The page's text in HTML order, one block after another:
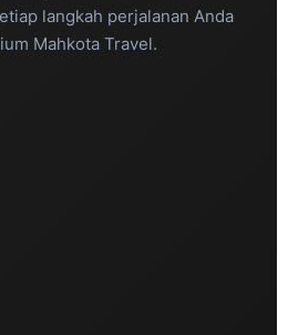
langkah perjalanan Anda
Mahkota Travel.